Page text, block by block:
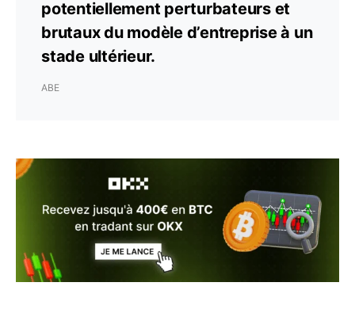
potentiellement perturbateurs et
brutaux du modèle d’entreprise à un
stade ultérieur.
ABE